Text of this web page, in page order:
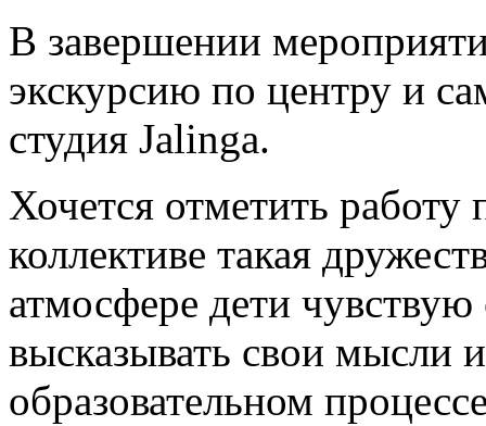
В завершении
экскурсию по центру и
студия Jalinga.
Хочется отметить работу
коллективе такая
атмосфере дети
высказывать свои мысли
образовательном